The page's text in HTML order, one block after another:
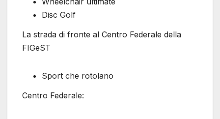
Disc Golf
La strada di fronte al Centro Federale della
FIGeST
Sport che rotolano
Centro Federale: